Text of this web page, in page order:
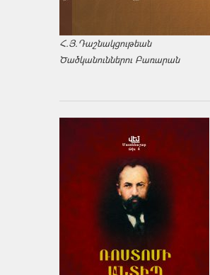
Հ.Յ.Դաշնակցութեան
Ծածկանուններու Բառարան